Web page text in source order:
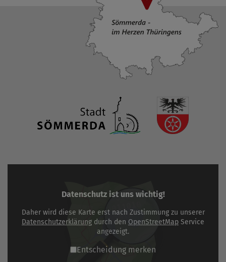
Datenschutz ist uns wichtig!
Daher wird diese Karte erst nach Zustimmung zu unserer
Datenschutzerklärung durch den OpenStreetMap Service
angezeigt.
Entscheidung merken